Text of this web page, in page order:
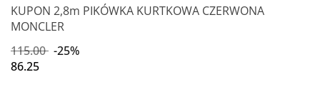
KUPON 2,8m PIKÓWKA KURTKOWA CZERWONA
MONCLER
115.00 -25%
86.25